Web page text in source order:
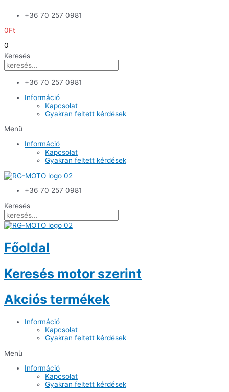
+36 70 257 0981
0Ft
0
Keresés
+36 70 257 0981
Információ
Kapcsolat
Gyakran feltett kérdések
Menü
Információ
Kapcsolat
Gyakran feltett kérdések
+36 70 257 0981
Keresés
Főoldal
Keresés motor szerint
Akciós termékek
Információ
Kapcsolat
Gyakran feltett kérdések
Menü
Információ
Kapcsolat
Gyakran feltett kérdések